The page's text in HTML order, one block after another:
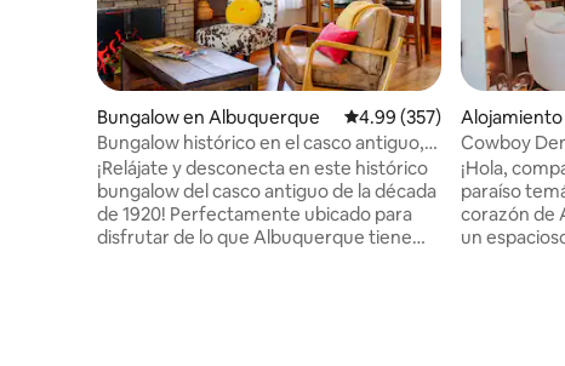
Bungalow en Albuquerque Calificación promedio:
4.99 (357)
Bungalow histórico en el casco antiguo,
patio privado
¡Relájate y desconecta en este histórico
bungalow del casco antiguo de la década
de 1920! Perfectamente ubicado para
disfrutar de lo que Albuquerque tiene
e
Cowboy
juegos +
¡Hola,
paraíso
corazón de
un